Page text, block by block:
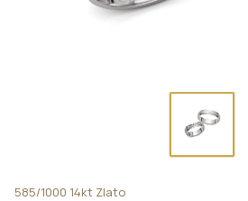
585/1000 14kt Zlato